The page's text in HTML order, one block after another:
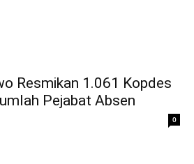
Resmikan 1.061 Kopdes
Pejabat Absen
0